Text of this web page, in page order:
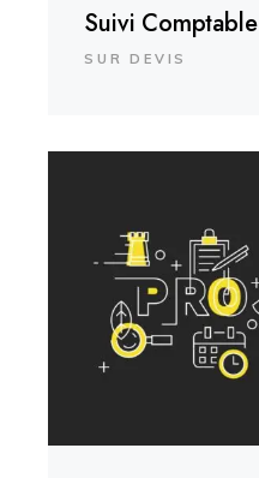
Suivi Comptable
SUR DEVIS